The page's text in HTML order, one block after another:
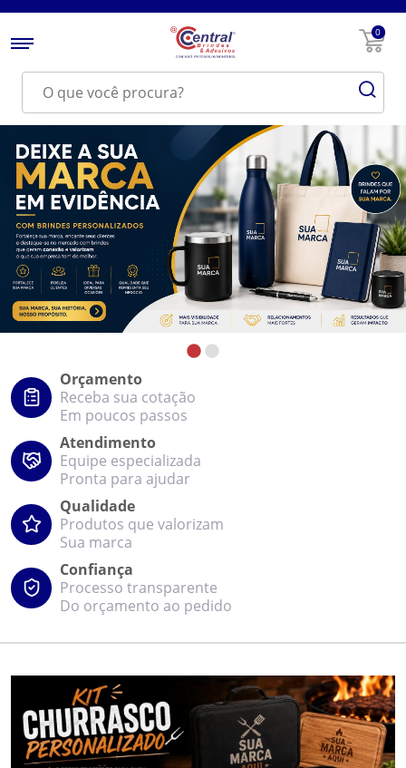
0
Orçamento
Receba sua cotação
Em poucos passos
Atendimento
Equipe especializada
Pronta para ajudar
Qualidade
Produtos que valorizam
Sua marca
Confiança
Processo transparente
Do orçamento ao pedido